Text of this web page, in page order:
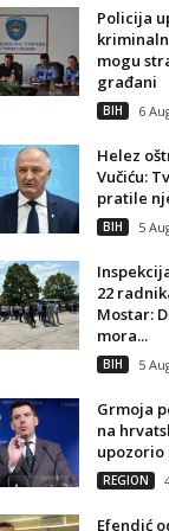
Policija
mogu
građani
BIH 6
Helez
Vučiću:
pratile
BIH 5
22
Mostar:
mora...
BIH 5
Grmoja
na
upozorio
REGION
Efendić